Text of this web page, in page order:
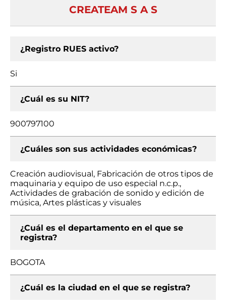
CREATEAM S A S
¿Registro RUES activo?
Si
¿Cuál es su NIT?
900797100
¿Cuáles son sus actividades económicas?
Creación audiovisual, Fabricación de otros tipos de
maquinaria y equipo de uso especial n.c.p.,
Actividades de grabación de sonido y edición de
música, Artes plásticas y visuales
¿Cuál es el departamento en el que se
registra?
BOGOTA
¿Cuál es la ciudad en el que se registra?